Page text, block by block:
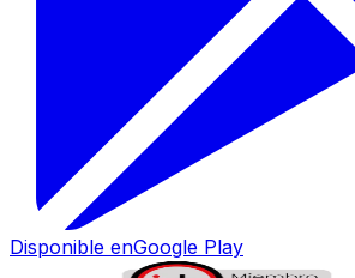
Disponible enGoogle Play